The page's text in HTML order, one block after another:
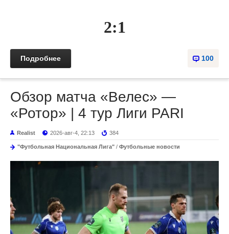
2:1
100
Подробнее
Обзор матча «Велес» —
«Ротор» | 4 тур Лиги PARI
Realist 2026-авг-4, 22:13 384
"Футбольная Национальная Лига" / Футбольные новости